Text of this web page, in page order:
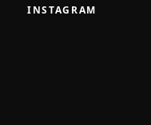
INSTAGRAM